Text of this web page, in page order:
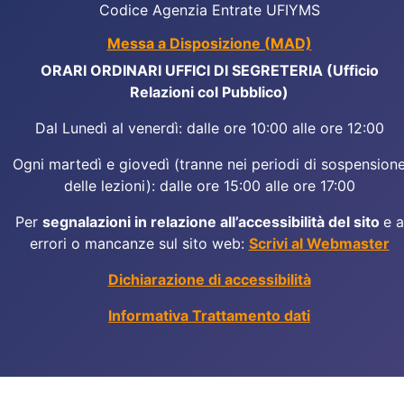
Codice Agenzia Entrate UFIYMS
Messa a Disposizione (MAD)
ORARI ORDINARI UFFICI DI SEGRETERIA (Ufficio
Relazioni col Pubblico)
Dal Lunedì al venerdì: dalle ore 10:00 alle ore 12:00
Ogni martedì e giovedì (tranne nei periodi di
delle lezioni): dalle ore 15:00 alle ore 17:00
Per segnalazioni in relazione all’accessibilità del sito e a
errori o mancanze sul sito web: Scrivi al Webmaster
Dichiarazione di accessibilità
Informativa Trattamento dati